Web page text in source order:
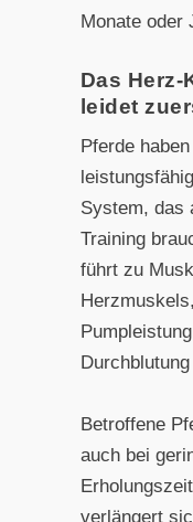
Monate oder
Das
leidet
Pferde
System, das
Training
führt zu
Betroffene
auch bei
verlängert